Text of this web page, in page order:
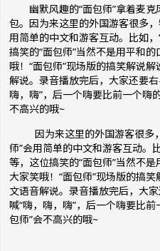
幽默风趣的“面包师”拿着麦
包。因为来这里的外国游客很多
用简单的中文和游客互动。比如，
搞笑的“面包师”当然不是用平和
哦！“面包师”现场版的搞笑解说
解说。录音播放完后，大家还要右
嗨，嗨”，后一个嗨要比前一个嗨
不高兴的哦~
因为来这里的外国游客很多，
师”会用简单的中文和游客互动。
等，这位搞笑的“面包师”当然不
大家笑哦！“面包师”现场版的搞
文语音解说。录音播放完后，大
喊“嗨，嗨，嗨”，后一个嗨要比
包师”会不高兴的哦~